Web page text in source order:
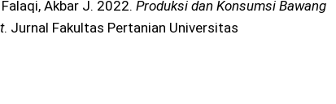
Akbar J. 2022. Produksi dan Konsumsi Bawang
. Jurnal Fakultas Pertanian Universitas